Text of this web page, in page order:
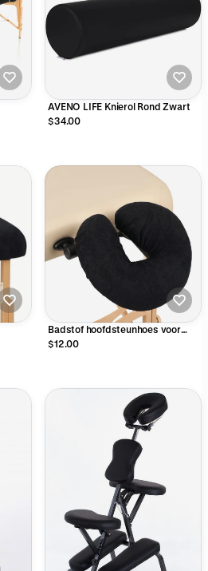
AVENO LIFE Knierol Rond Zwart
$34.00
Badstof hoofdsteunhoes voor
massagetafel - Zwart
$12.00